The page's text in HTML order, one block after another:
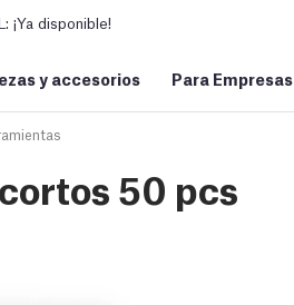
¡Ya disponible!
y accesorios Para Empresas
50 pcs